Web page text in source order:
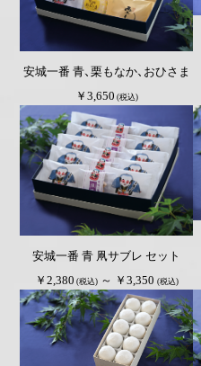
安城一番 青、栗もなか、おひさま
￥3,650 (税込)
安城一番 青 凧サブレ セット
￥2,380 (税込) ～ ￥3,350 (税込)